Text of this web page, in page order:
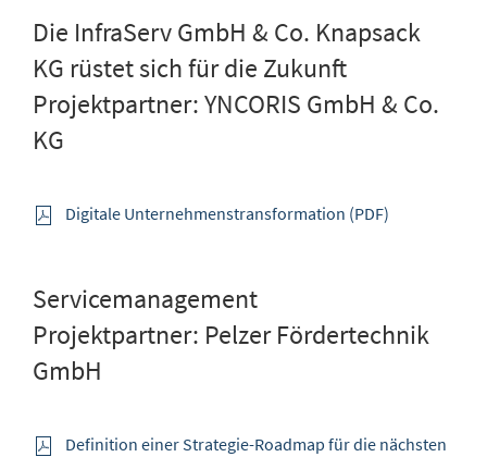
Die InfraServ GmbH & Co. Knapsack
KG rüstet sich für die Zukunft
Projektpartner: YNCORIS GmbH & Co.
KG
Digitale Unternehmenstransformation (PDF)
Servicemanagement
Projektpartner: Pelzer Fördertechnik
GmbH
Definition einer Strategie-Roadmap für die nächsten